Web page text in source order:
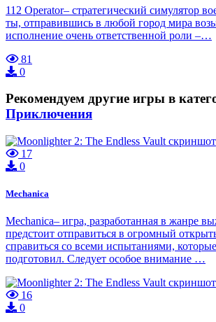
112 Operator– стратегический симулятор
ты, отправившись в любой город мира
исполнение очень ответственной роли –…
81
0
Рекомендуем другие игры в
Приключения
17
0
Mechanica
Mechanica– игра, разработанная в жанре
предстоит отправиться в огромный
справиться со всеми испытаниями,
подготовил. Следует особое внимание …
16
0